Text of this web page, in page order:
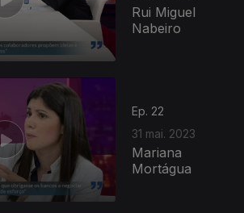
Rui Miguel
Nabeiro
Ep. 22
31 mai. 2023
Mariana
Mortágua